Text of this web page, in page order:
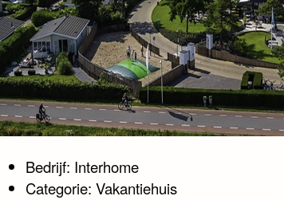
Bedrijf: Interhome
Categorie: Vakantiehuis